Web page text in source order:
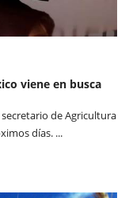
viene en busca
de Agricultura
días. ...